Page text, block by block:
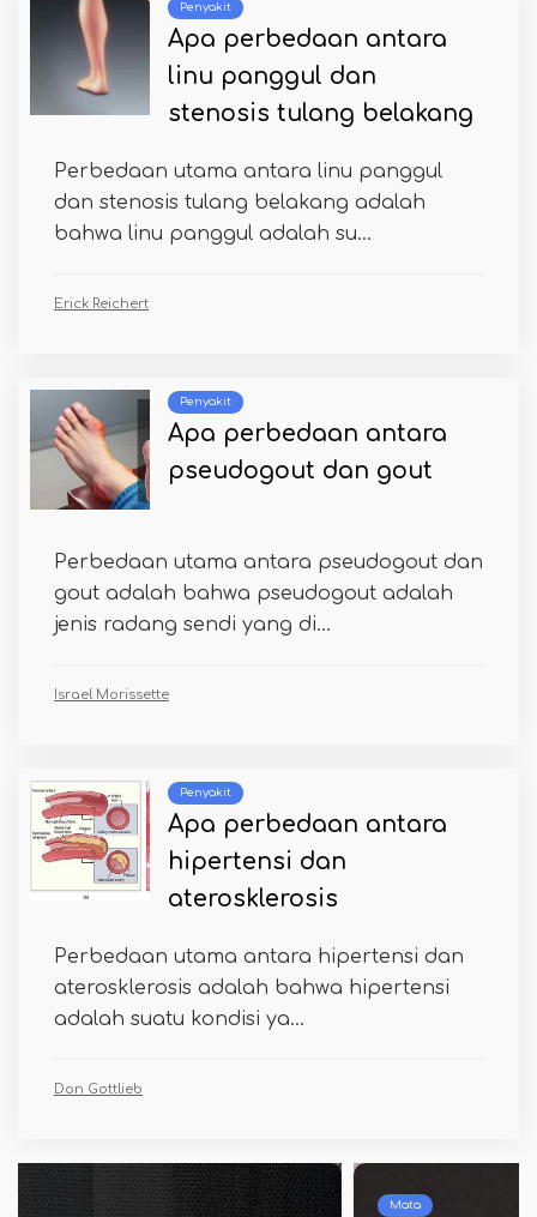
Penyakit
Apa perbedaan antara
linu panggul dan
stenosis tulang belakang
Perbedaan utama antara linu panggul
dan stenosis tulang belakang adalah
bahwa linu panggul adalah su...
Erick Reichert
Penyakit
Apa perbedaan antara
pseudogout dan gout
Perbedaan utama antara pseudogout dan
gout adalah bahwa pseudogout adalah
jenis radang sendi yang di...
Israel Morissette
Penyakit
Apa perbedaan antara
hipertensi dan
aterosklerosis
Perbedaan utama antara hipertensi dan
aterosklerosis adalah bahwa hipertensi
adalah suatu kondisi ya...
Don Gottlieb